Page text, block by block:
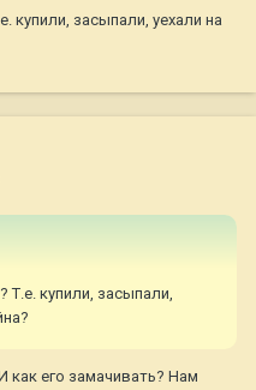
купили, засыпали, уехали на
Т.е. купили, засыпали,
как его замачивать? Нам